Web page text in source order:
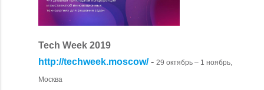
Tech Week 2019
http://techweek.moscow/- 29 октябрь – 1 ноябрь,
Москва